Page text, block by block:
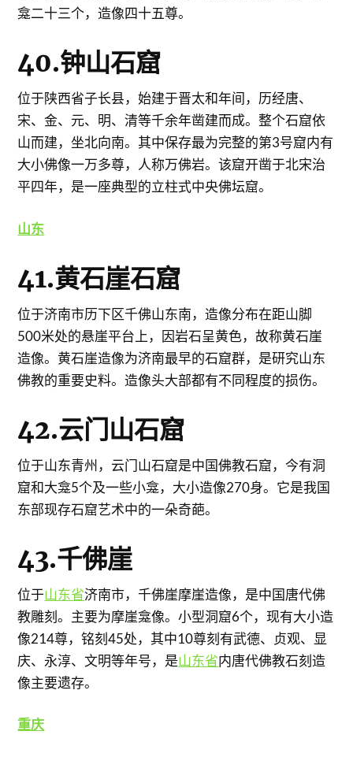
龛二十三个，造像四十五尊。
40.钟山石窟
位于陕西省子长县，始建于晋太和年间，历经唐、
宋、金、元、明、清等千余年凿建而成。整个石窟依
山而建，坐北向南。其中保存最为完整的第3号窟内有
大小佛像一万多尊，人称万佛岩。该窟开凿于北宋治
平四年，是一座典型的立柱式中央佛坛窟。
山东
41.黄石崖石窟
位于济南市历下区千佛山东南，造像分布在距山脚
500米处的悬崖平台上，因岩石呈黄色，故称黄石崖
造像。黄石崖造像为济南最早的石窟群，是研究山东
佛教的重要史料。造像头大部都有不同程度的损伤。
42.云门山石窟
位于山东青州，云门山石窟是中国佛教石窟，今有洞
窟和大龛5个及一些小龛，大小造像270身。它是我国
东部现存石窟艺术中的一朵奇葩。
43.千佛崖
位于山东省济南市，千佛崖摩崖造像，是中国唐代佛
教雕刻。主要为摩崖龛像。小型洞窟6个，现有大小造
像214尊，铭刻45处，其中10尊刻有武德、贞观、显
庆、永淳、文明等年号，是山东省内唐代佛教石刻造
像主要遗存。
重庆